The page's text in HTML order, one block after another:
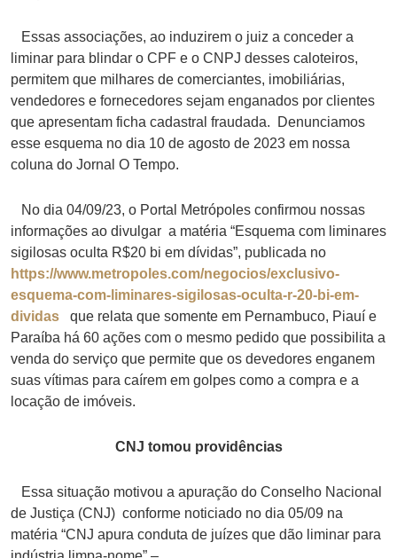
Essas associações, ao induzirem o juiz a conceder a
liminar para blindar o CPF e o CNPJ desses caloteiros,
permitem que milhares de comerciantes, imobiliárias,
vendedores e fornecedores sejam enganados por clientes
que apresentam ficha cadastral fraudada. Denunciamos
esse esquema no dia 10 de agosto de 2023 em nossa
coluna do Jornal O Tempo.
No dia 04/09/23, o Portal Metrópoles confirmou nossas
informações ao divulgar a matéria “Esquema com liminares
sigilosas oculta R$20 bi em dívidas”, publicada no
https://www.metropoles.com/negocios/exclusivo-
esquema-com-liminares-sigilosas-oculta-r-20-bi-em-
dividas que relata que somente em Pernambuco, Piauí e
Paraíba há 60 ações com o mesmo pedido que possibilita a
venda do serviço que permite que os devedores enganem
suas vítimas para caírem em golpes como a compra e a
locação de imóveis.
CNJ tomou providências
Essa situação motivou a apuração do Conselho Nacional
de Justiça (CNJ) conforme noticiado no dia 05/09 na
matéria “CNJ apura conduta de juízes que dão liminar para